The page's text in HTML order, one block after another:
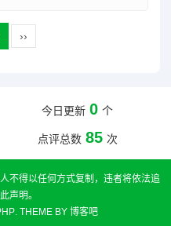
››
今日更新 0 个
点评总数 85 次
不得以任何方式复制，违者将依法追
声明。
. THEME BY 博客吧